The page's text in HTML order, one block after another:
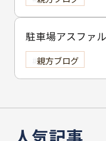
駐車場アスファ
の？
親方ブログ